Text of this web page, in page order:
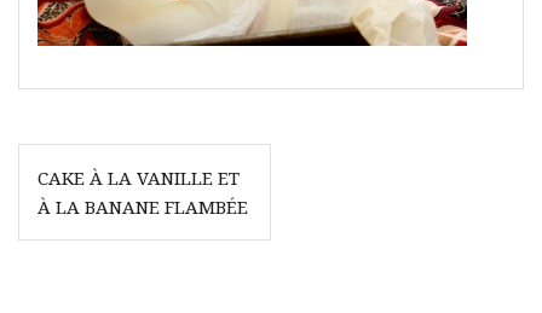
Navigation
de
l’article
CAKE À LA VANILLE ET
À LA BANANE FLAMBÉE